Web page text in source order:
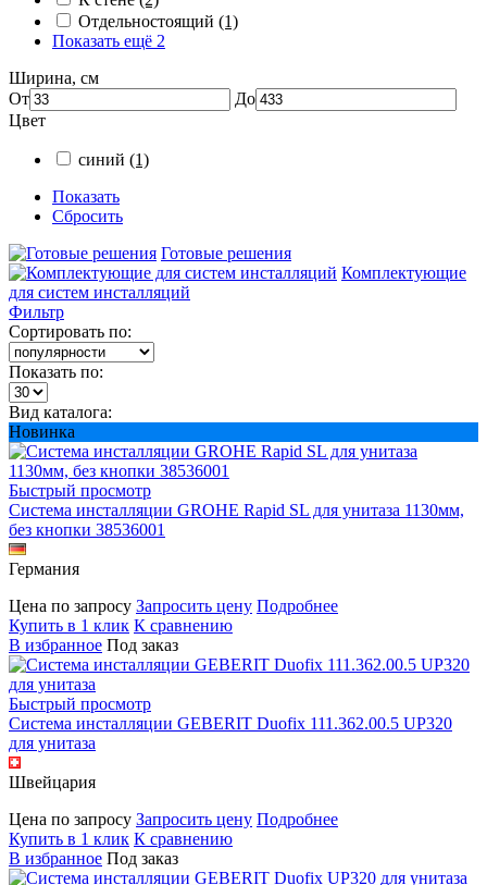
Отдельностоящий (1)
Показать ещё 2
Ширина, см
От
До
Цвет
синий (1)
Показать
Сбросить
Готовые решения
Комплектующие
для систем инсталляций
Фильтр
Сортировать по:
Показать по:
Вид каталога:
Новинка
Быстрый просмотр
Система инсталляции GROHE Rapid SL для унитаза 1130мм,
без кнопки 38536001
Германия
Цена по запросу Запросить цену Подробнее
Купить в 1 клик К сравнению
В избранное Под заказ
Быстрый просмотр
Система инсталляции GEBERIT Duofix 111.362.00.5 UP320
для унитаза
Швейцария
Цена по запросу Запросить цену Подробнее
Купить в 1 клик К сравнению
В избранное Под заказ